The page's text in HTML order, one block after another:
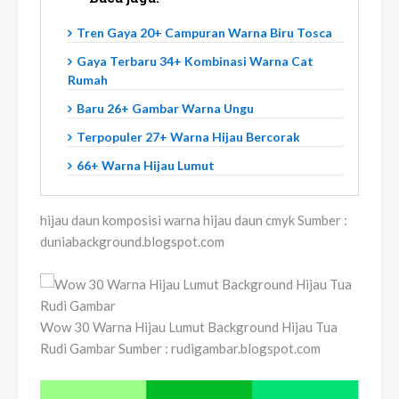
Tren Gaya 20+ Campuran Warna Biru Tosca
Gaya Terbaru 34+ Kombinasi Warna Cat
Rumah
Baru 26+ Gambar Warna Ungu
Terpopuler 27+ Warna Hijau Bercorak
66+ Warna Hijau Lumut
hijau daun komposisi warna hijau daun cmyk Sumber :
duniabackground.blogspot.com
Wow 30 Warna Hijau Lumut Background Hijau Tua
Rudi Gambar Sumber : rudigambar.blogspot.com